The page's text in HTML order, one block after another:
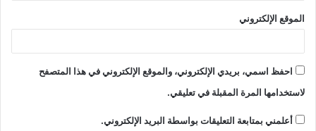
الموقع الإلكتروني
احفظ اسمي، بريدي الإلكتروني، والموقع الإلكتروني في هذا المتصفح
لاستخدامها المرة المقبلة في تعليقي.
أعلمني بمتابعة التعليقات بواسطة البريد الإلكتروني.